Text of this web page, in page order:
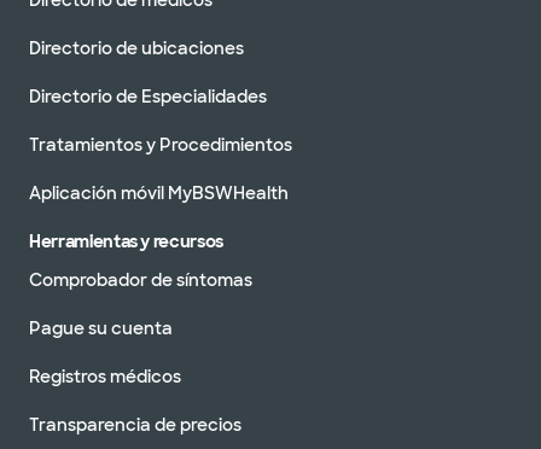
Directorio de ubicaciones
Directorio de Especialidades
Tratamientos y Procedimientos
Aplicación móvil MyBSWHealth
Herramientas y recursos
Comprobador de síntomas
Pague su cuenta
Registros médicos
Transparencia de precios